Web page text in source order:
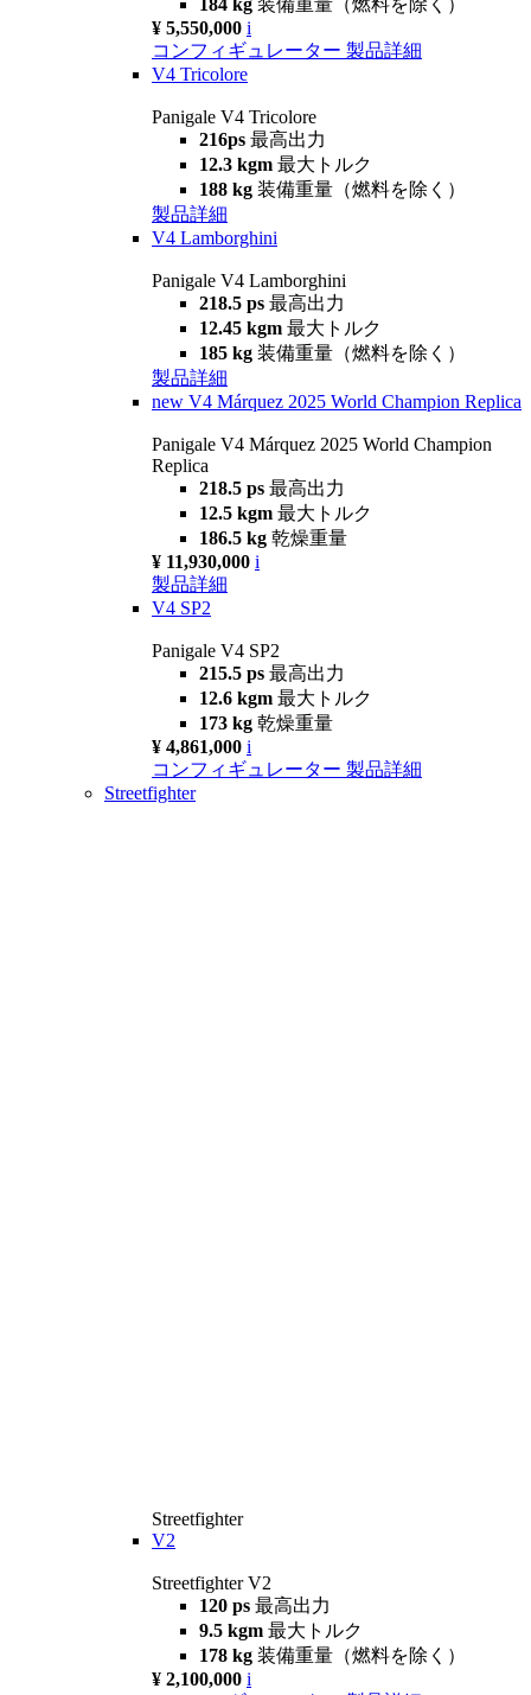
184 kg 装備重量（燃料を除く）
¥ 5,550,000 i
コンフィギュレーター 製品詳細
V4 Tricolore
Panigale V4 Tricolore
216ps 最高出力
12.3 kgm 最大トルク
188 kg 装備重量（燃料を除く）
製品詳細
V4 Lamborghini
Panigale V4 Lamborghini
218.5 ps 最高出力
12.45 kgm 最大トルク
185 kg 装備重量（燃料を除く）
製品詳細
new V4 Márquez 2025 World Champion Replica
Panigale V4 Márquez 2025 World Champion
Replica
218.5 ps 最高出力
12.5 kgm 最大トルク
186.5 kg 乾燥重量
¥ 11,930,000 i
製品詳細
V4 SP2
Panigale V4 SP2
215.5 ps 最高出力
12.6 kgm 最大トルク
173 kg 乾燥重量
¥ 4,861,000 i
コンフィギュレーター 製品詳細
Streetfighter
Streetfighter
V2
Streetfighter V2
120 ps 最高出力
9.5 kgm 最大トルク
178 kg 装備重量（燃料を除く）
¥ 2,100,000 i